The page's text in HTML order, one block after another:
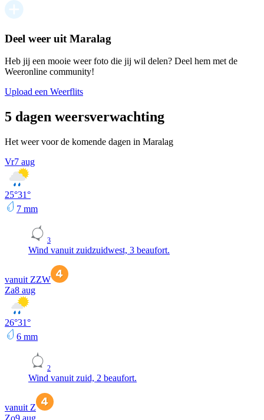
Deel weer uit Maralag
Heb jij een mooie weer foto die jij wil delen? Deel hem met de
Weeronline community!
Upload een Weerflits
5 dagen weersverwachting
Het weer voor de komende dagen in Maralag
Vr7 aug
25°31°
7 mm
3
Wind vanuit zuidzuidwest, 3 beaufort.
vanuit ZZW
Za8 aug
26°31°
6 mm
2
Wind vanuit zuid, 2 beaufort.
vanuit Z